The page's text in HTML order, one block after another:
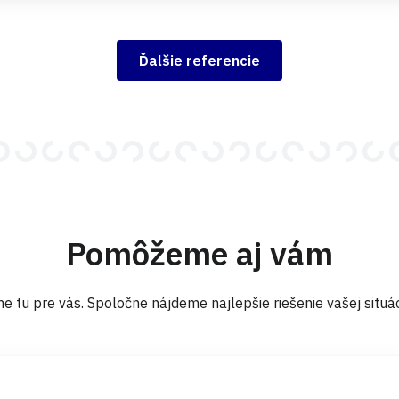
Ďalšie referencie
Pomôžeme aj vám
tu pre vás. Spoločne nájdeme najlepšie riešenie vašej